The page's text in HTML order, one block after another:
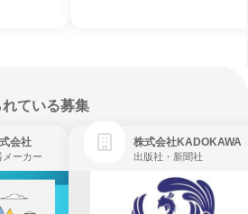
ている募集
会社
ーカー
株式会社KADOKAWA
出版社・新聞社